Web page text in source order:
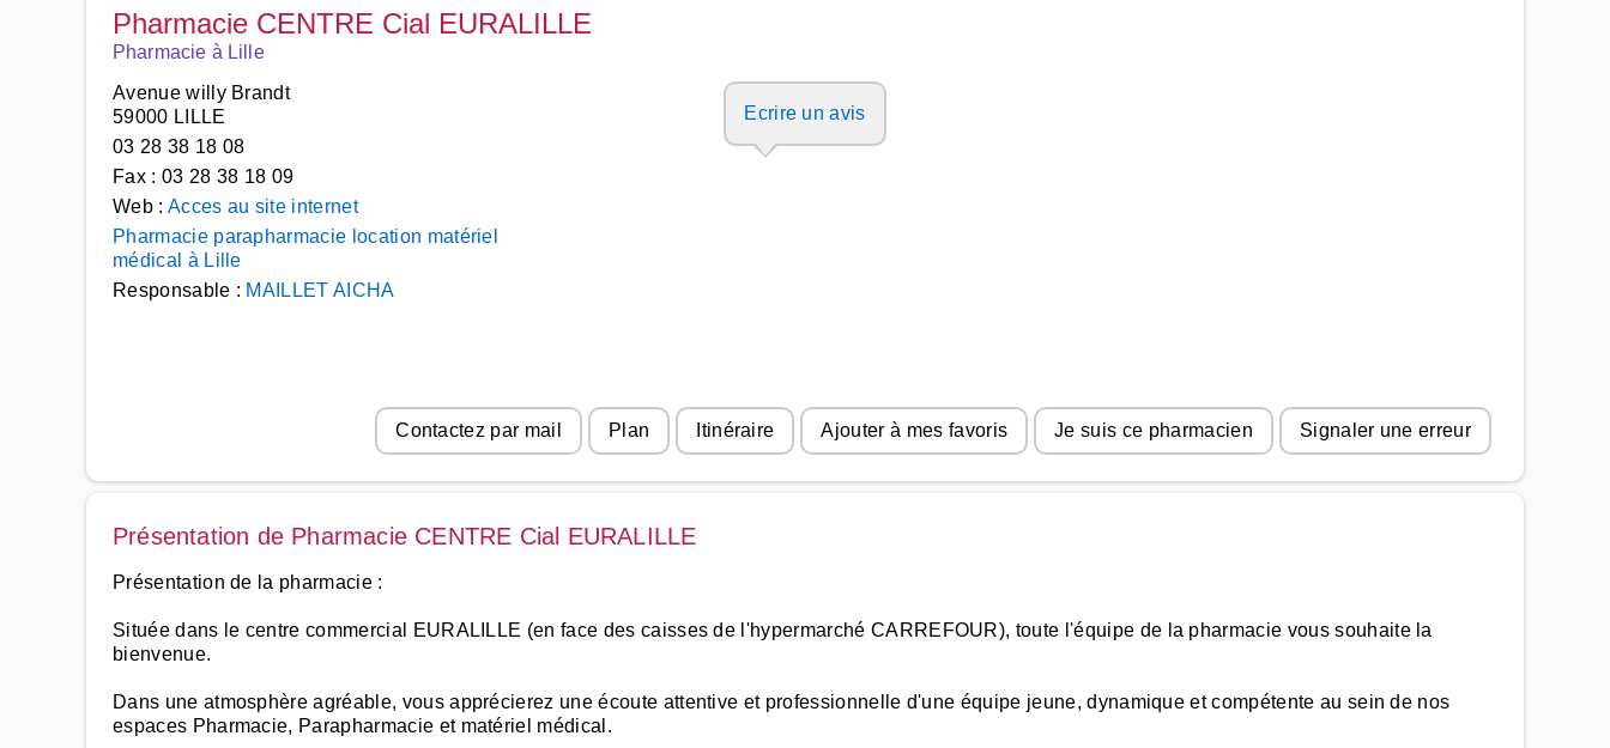
Pharmacie CENTRE Cial EURALILLE
Pharmacie à Lille
Avenue willy Brandt
59000 LILLE
03 28 38 18 08
Fax : 03 28 38 18 09
Web : Acces au site internet
Pharmacie parapharmacie location matériel
médical à Lille
Responsable : MAILLET AICHA
Ecrire un avis
Contactez par mail Plan Itinéraire Ajouter à mes favoris Je suis ce pharmacien Signaler une erreur
Présentation de Pharmacie CENTRE Cial EURALILLE
Présentation de la pharmacie :
Située dans le centre commercial EURALILLE (en face des caisses de l'hypermarché CARREFOUR), toute l'équipe de la pharmacie vous souhaite la
bienvenue.
Dans une atmosphère agréable, vous apprécierez une écoute attentive et professionnelle d'une équipe jeune, dynamique et compétente au sein de nos
espaces Pharmacie, Parapharmacie et matériel médical.